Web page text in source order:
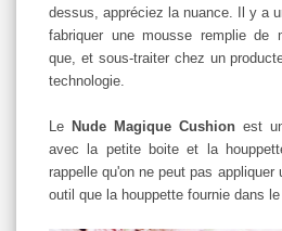
dessus, appréciez la nuance. Il y a
fabriquer une mousse remplie de
que, et sous-traiter chez un
technologie.
Le Nude Magique Cushion est
avec la petite boite et la
rappelle qu'on ne peut pas
outil que la houppette fournie dans